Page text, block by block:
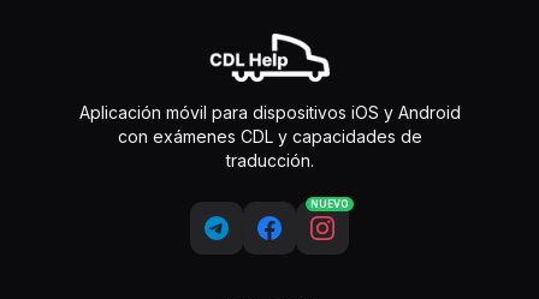
Aplicación móvil para dispositivos iOS y Android
con exámenes CDL y capacidades de
traducción.
NUEVO